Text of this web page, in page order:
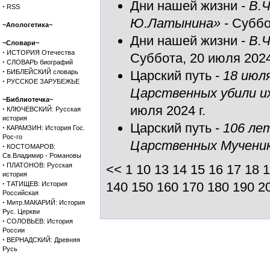
· RSS
~Апологетика~
~Словари~
· ИСТОРИЯ Отечества
· СЛОВАРЬ биографий
· БИБЛЕЙСКИЙ словарь
· РУССКОЕ ЗАРУБЕЖЬЕ
~Библиотечка~
· КЛЮЧЕВСКИЙ: Русская
история
· КАРАМЗИН: История Гос.
Рос-го
· КОСТОМАРОВ:
Св.Владимир - Романовы
· ПЛАТОНОВ: Русская
история
· ТАТИЩЕВ: История
Российская
· Митр.МАКАРИЙ: История
Рус. Церкви
· СОЛОВЬЕВ: История
России
· ВЕРНАДСКИЙ: Древняя
Русь
Дни нашей жизни -
Ю.Латынина» -
Дни нашей жизни -
Суббота, 20 июля
Царский путь - 18
Царственных убили
июля 2024 г.
Царский путь - 106
Царственных
<< 1 10 13 14 15 16 17 18
140 150 160 170 180 190